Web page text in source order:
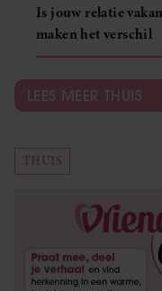
Is jouw relatie
maken het verschil
LEES MEER THUIS
THUIS